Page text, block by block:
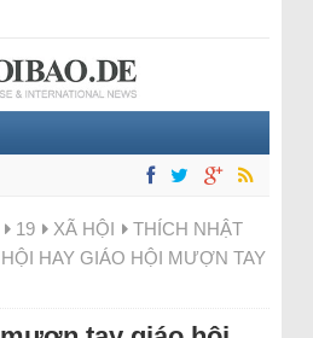
19 XÃ HỘI
THÍCH NHẬT
HAY GIÁO HỘI MƯỢN TAY